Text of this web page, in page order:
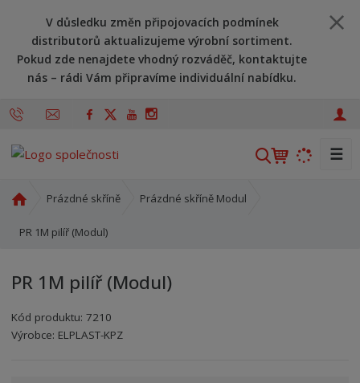
V důsledku změn připojovacích podmínek
distributorů aktualizujeme výrobní sortiment.
Pokud zde nenajdete vhodný rozváděč, kontaktujte
nás – rádi Vám připravíme individuální nabídku.
V
☰
o
í
t
r
Prázdné skříně Prázdné skříně Modul
PR 1M pilíř (Modul)
PR 1M pilíř (Modul)
Kód produktu:7210
Kód výrobce: 8595208605888
Kód dodavatele:8595208605888
Výrobce: ELPLAST-KPZ